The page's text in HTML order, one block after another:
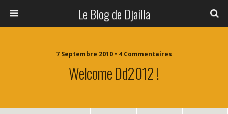
Le Blog de Djailla
7 Septembre 2010 • 4 Commentaires
Welcome Dd2012 !